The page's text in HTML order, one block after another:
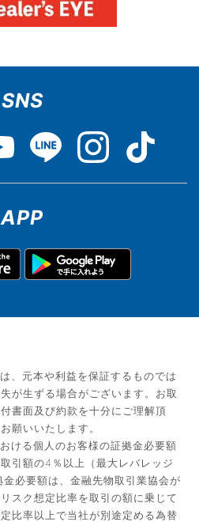
SNS
APP
、元本や利益を保証するものでは
が生ずる場合がございます。お取
書面及び約款を十分にご理解頂
願いいたします。
ける個人のお客様の証拠金必要額
引額の4％以上（最大レバレッジ
必要額は、金融先物取引業協会が
スク想定比率を取引の額に乗じて
比率以上で当社が別途定める為替